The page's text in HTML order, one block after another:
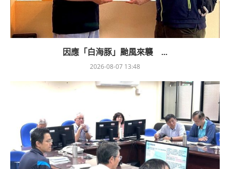
因應「白海豚」颱風來襲 ...
2026-08-07 13:48